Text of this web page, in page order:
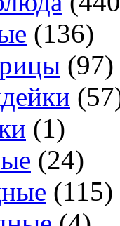
(136)
(97)
(1)
(24)
(115)